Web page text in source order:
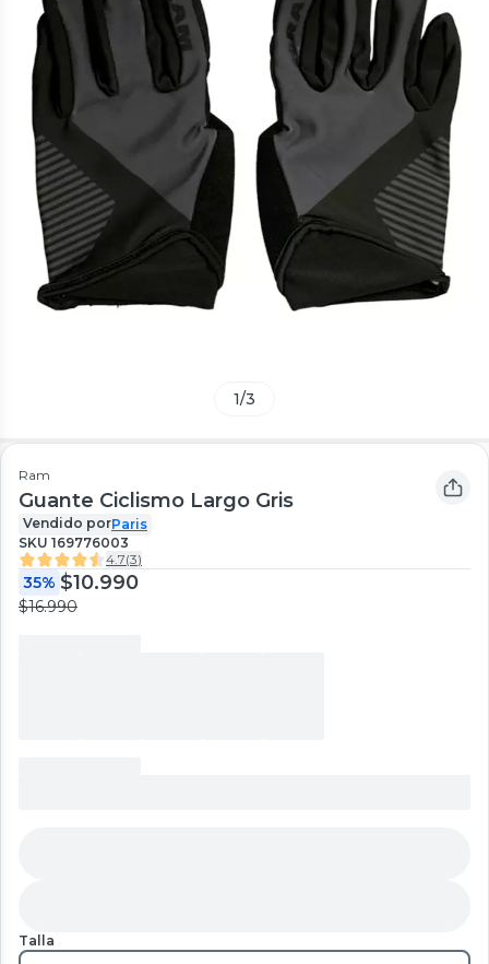
1/3
Ram
Guante Ciclismo Largo Gris
Vendido porParis
SKU 169776003
4.7(3)
35% $10.990
$16.990
Talla